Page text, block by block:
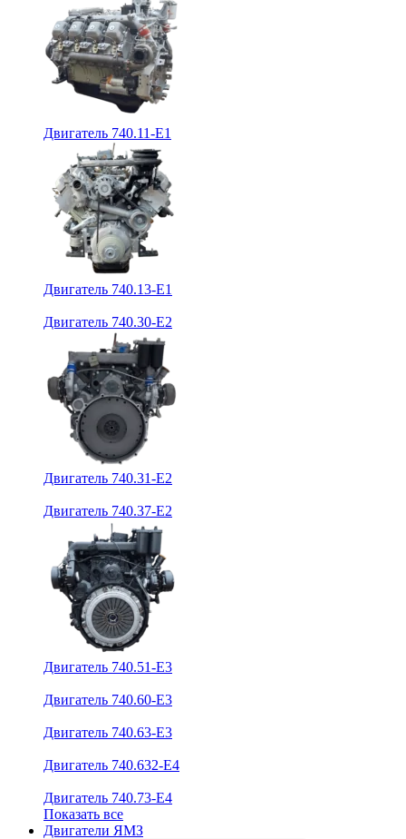
Двигатель 740.11-E1
Двигатель 740.13-E1
Двигатель 740.30-E2
Двигатель 740.31-E2
Двигатель 740.37-E2
Двигатель 740.51-E3
Двигатель 740.60-E3
Двигатель 740.63-E3
Двигатель 740.632-E4
Двигатель 740.73-E4
Показать все
Двигатели ЯМЗ